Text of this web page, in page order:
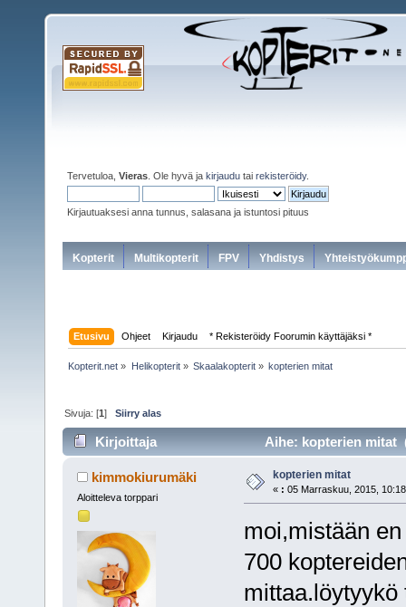
Tervetuloa, Vieras . Ole hyvä ja kirjaudu tai rekisteröidy.
Kirjautuaksesi anna tunnus, salasana ja istuntosi pituus
Kopterit Multikopterit FPV Yhdistys
Etusivu Ohjeet Kirjaudu * Rekisteröidy Foorumin käyttäjäksi *
Kopterit.net » Helikopterit» Skaalakopterit» kopterien mitat
Sivuja: [1]Siirry alas
Kirjoittaja Aihe: kopterien mitat
kimmokiurumäki
Aloitteleva torppari
kopterien mitat
« : 05 Marraskuu, 2015,
moi,mistään
700